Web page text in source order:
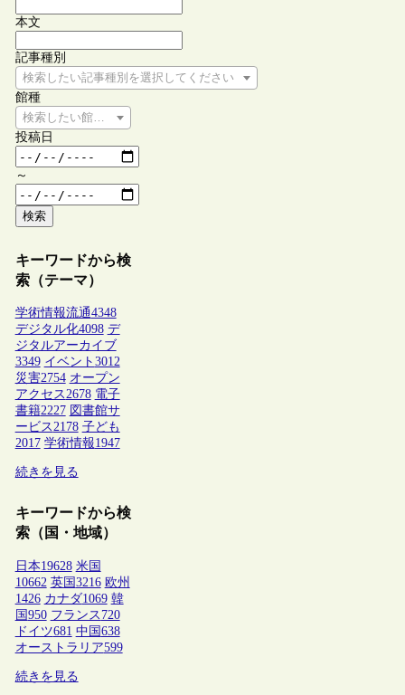
本文
記事種別
検索したい記事種別を選択してください
館種
検索したい館種を選択してください
投稿日
～
検索
キーワードから検
索（テーマ）
学術情報流通4348
デジタル化4098 デ
ジタルアーカイブ
3349 イベント 3012
災害2754 オープン
アクセス 2678 電子
書籍2227 図書館サ
ービス 2178 子ども
2017 学術情報1947
続きを見る
キーワードから検
索（国・地域）
日本19628 米国
10662 英国3216 欧州
1426 カナダ1069 韓
国950 フランス 720
ドイツ681 中国638
オーストラリア599
続きを見る